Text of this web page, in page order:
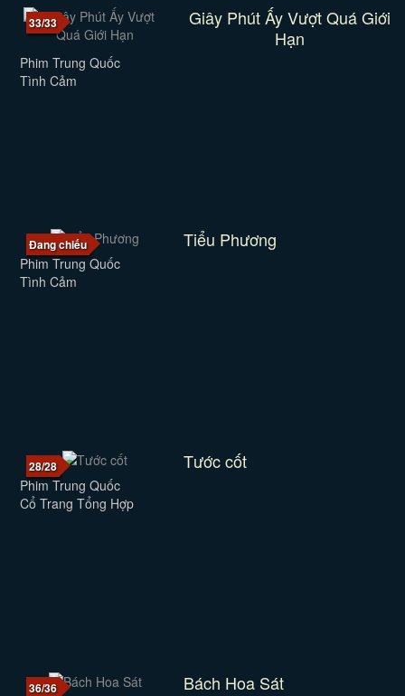
33/33
Giây Phút Ấy Vượt Quá Giới
Hạn
Phim Trung Quốc
Tình Cảm
Đang chiếu Tiểu Phương
Phim Trung Quốc
Tình Cảm
28/28 Tước cốt
Phim Trung Quốc
Cổ Trang Tổng Hợp
36/36 Bách Hoa Sát